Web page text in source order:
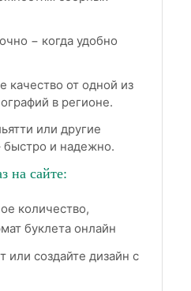
− когда удобно
качество от одной из
в регионе.
или другие
быстро и надежно.
на сайте:
количество,
буклета онлайн
или создайте дизайн с